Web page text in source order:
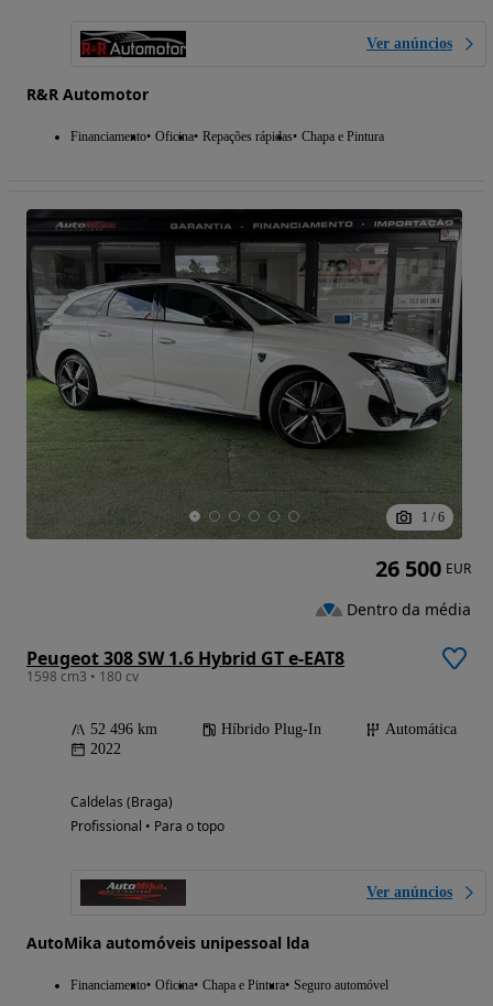
Ver anúncios
R&R Automotor
Financiamento Oficina Repações rápidas Chapa e Pintura
1 / 6
Peugeot 308 SW 1.6 Hybrid GT e-EAT8
1598 cm3 • 180 cv
52 496 km Híbrido Plug-In
Automática
2022
Caldelas (Braga)
Profissional • Para o topo
Ver anúncios
AutoMika automóveis unipessoal lda
Financiamento Oficina Chapa e Pintura Seguro automóvel
26 500 EUR
Dentro da média